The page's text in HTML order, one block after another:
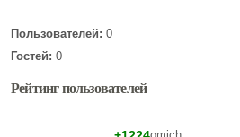
Пользователей: 0
Гостей: 0
Рейтинг пользователей